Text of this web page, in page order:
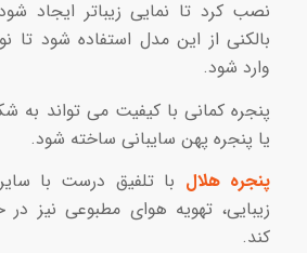
نصب کرد تا نمایی زیباتر ایجاد
بالکنی از این مدل استفاده شود تا
وارد شود.
پنجره کمانی با کیفیت می تواند به
یا پنجره پهن سایبانی ساخته شود.
پنجره هلال با تلفیق درست با
زیبایی، تهویه هوای مطبوعی نیز
کند.